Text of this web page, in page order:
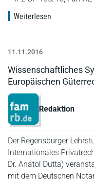
Weiterlesen
11.11.2016
Wissenschaftliches
Europäischen
Redaktion
Der Regensburger
Internationales
Dr. Anatol Dutta)
mit dem Deutschen